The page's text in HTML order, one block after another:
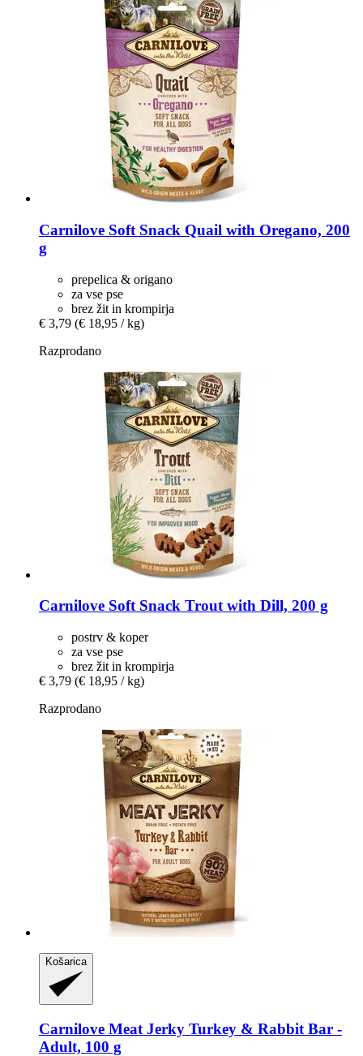
Carnilove Soft Snack Quail with Oregano, 200
g
prepelica & origano
za vse pse
brez žit in krompirja
€ 3,79 (€ 18,95 / kg)
Razprodano
Carnilove Soft Snack Trout with Dill, 200 g
postrv & koper
za vse pse
brez žit in krompirja
€ 3,79 (€ 18,95 / kg)
Razprodano
Košarica
Carnilove Meat Jerky Turkey & Rabbit Bar -​
Adult, 100 g